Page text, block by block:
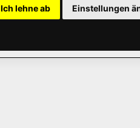
Ich lehne ab Einstellungen